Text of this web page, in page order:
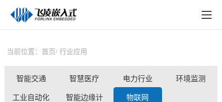
在线购买
当前位置： 首页 行业应用
智能交通 智慧医疗 电力行业 环境监测
工业自动化 智能边缘计 物联网